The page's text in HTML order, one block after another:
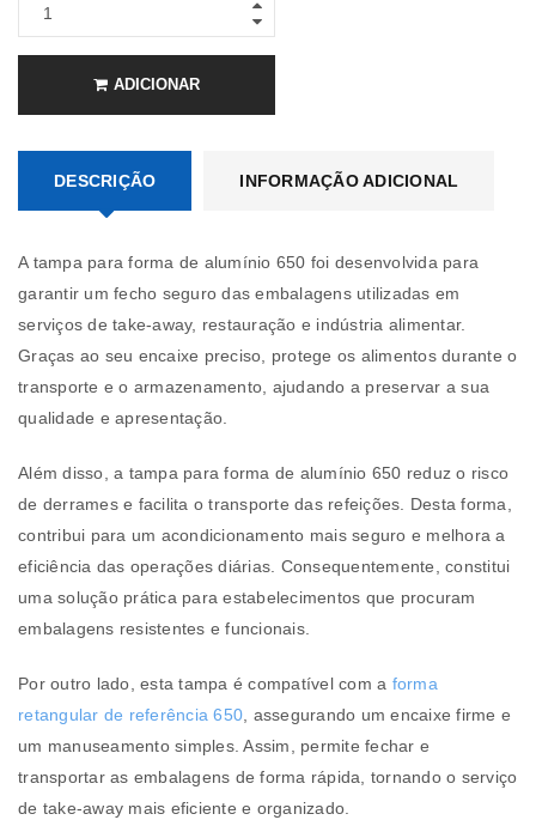
ADICIONAR
DESCRIÇÃO INFORMAÇÃO ADICIONAL
A tampa para forma de alumínio 650 foi desenvolvida para
garantir um fecho seguro das embalagens utilizadas em
serviços de take-away, restauração e indústria alimentar.
Graças ao seu encaixe preciso, protege os alimentos durante o
transporte e o armazenamento, ajudando a preservar a sua
qualidade e apresentação.
Além disso, a tampa para forma de alumínio 650 reduz o risco
de derrames e facilita o transporte das refeições. Desta forma,
contribui para um acondicionamento mais seguro e melhora a
eficiência das operações diárias. Consequentemente, constitui
uma solução prática para estabelecimentos que procuram
embalagens resistentes e funcionais.
Por outro lado, esta tampa é compatível com a forma
retangular de referência 650, assegurando um encaixe firme e
um manuseamento simples. Assim, permite fechar e
transportar as embalagens de forma rápida, tornando o serviço
de take-away mais eficiente e organizado.